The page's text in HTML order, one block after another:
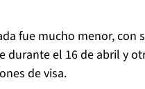
fue mucho menor, con
durante el 16 de abril y
de visa.